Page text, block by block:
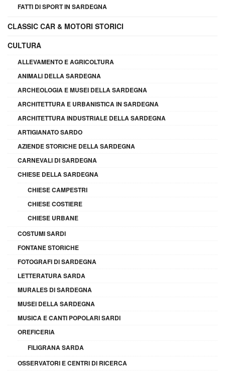
FATTI DI SPORT IN SARDEGNA
CLASSIC CAR & MOTORI STORICI
CULTURA
ALLEVAMENTO E AGRICOLTURA
ANIMALI DELLA SARDEGNA
ARCHEOLOGIA E MUSEI DELLA SARDEGNA
ARCHITETTURA E URBANISTICA IN SARDEGNA
ARCHITETTURA INDUSTRIALE DELLA SARDEGNA
ARTIGIANATO SARDO
AZIENDE STORICHE DELLA SARDEGNA
CARNEVALI DI SARDEGNA
CHIESE DELLA SARDEGNA
CHIESE CAMPESTRI
CHIESE COSTIERE
CHIESE URBANE
COSTUMI SARDI
FONTANE STORICHE
FOTOGRAFI DI SARDEGNA
LETTERATURA SARDA
MURALES DI SARDEGNA
MUSEI DELLA SARDEGNA
MUSICA E CANTI POPOLARI SARDI
OREFICERIA
FILIGRANA SARDA
OSSERVATORI E CENTRI DI RICERCA